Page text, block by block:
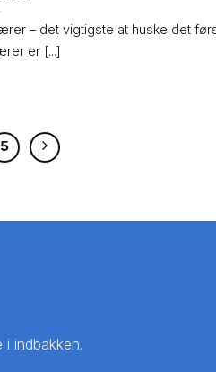
– det vigtigste at huske det
er [...]
5
i indbakken.